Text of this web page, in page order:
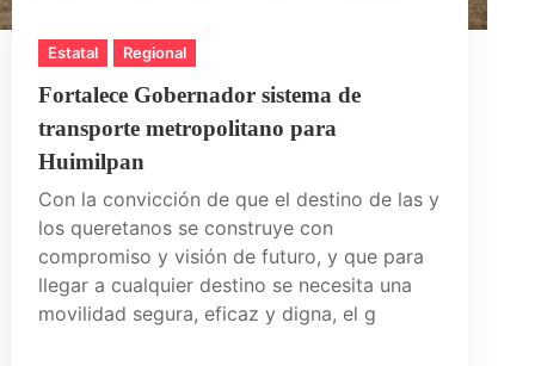
Estatal Regional
Fortalece Gobernador sistema de
transporte metropolitano para
Huimilpan
Con la convicción de que el destino de las y
los queretanos se construye con
compromiso y visión de futuro, y que para
llegar a cualquier destino se necesita una
movilidad segura, eficaz y digna, el g